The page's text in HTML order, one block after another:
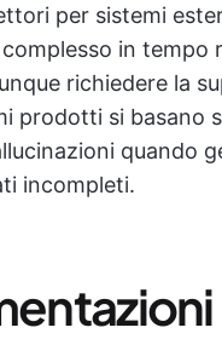
per sistemi
in tempo
richiedere la
prodotti si basano
quando
incompleti.